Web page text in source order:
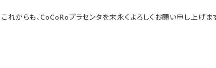
れからも、CoCoRoプラセンタを末永くよろしくお願い申し上げま